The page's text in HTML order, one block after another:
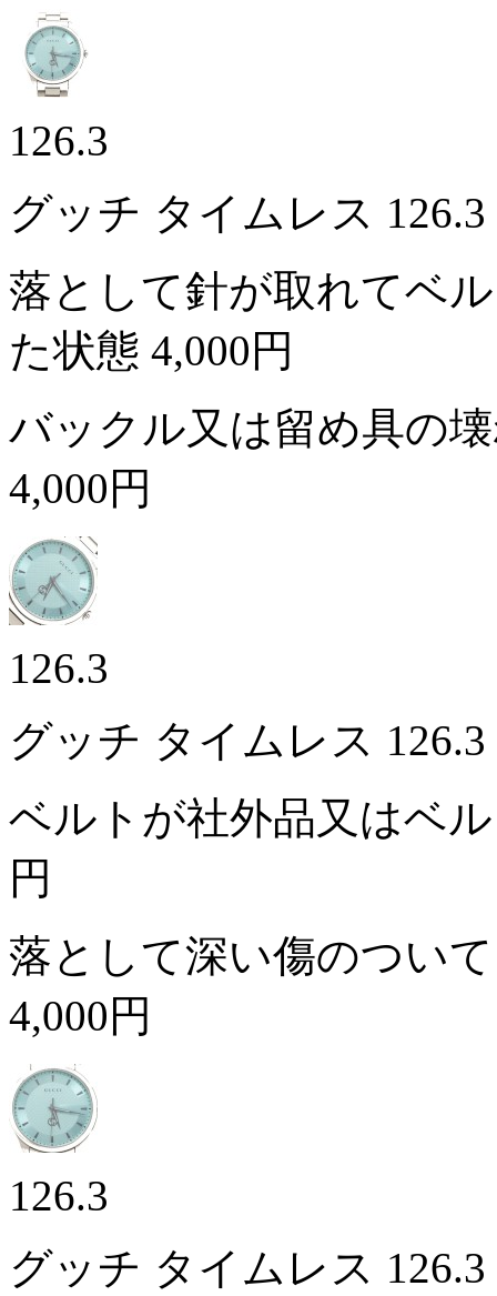
126.3
グッチ タイムレス
落として針が取れてベ
た状態 4,000円
バックル又は留め具の
4,000円
126.3
グッチ タイムレス
ベルトが社外品又はベ
円
落として深い傷のつい
4,000円
126.3
グッチ タイムレス